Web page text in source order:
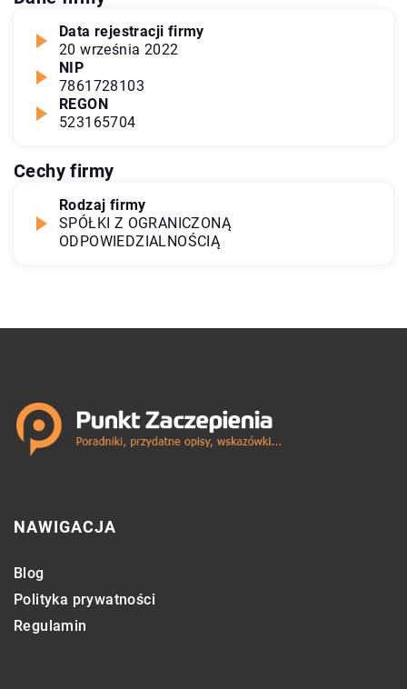
Data rejestracji firmy
20 września 2022
NIP
7861728103
REGON
523165704
Cechy firmy
Rodzaj firmy
SPÓŁKI Z OGRANICZONĄ
ODPOWIEDZIALNOŚCIĄ
NAWIGACJA
Blog
Polityka prywatności
Regulamin